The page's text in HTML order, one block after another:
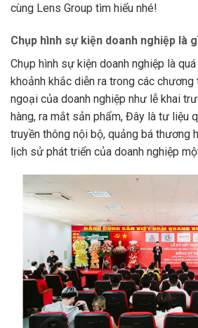
cùng Lens Group tìm hiểu nhé!
Chụp hình sự kiện doanh nghiệp là
Chụp hình sự kiện doanh nghiệp là
khoảnh khắc diễn ra trong các
ngoại của doanh nghiệp như lễ khai
hàng, ra mắt sản phẩm, Đây là tư liệu
truyền thông nội bộ, quảng bá thương
lịch sử phát triển của doanh nghiệp